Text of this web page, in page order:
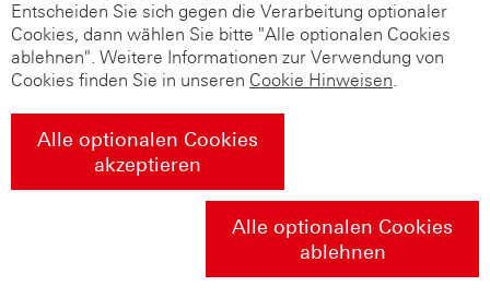
Entscheiden Sie sich gegen die Verarbeitung optionaler
Cookies, dann wählen Sie bitte "Alle optionalen Cookies
ablehnen". Weitere Informationen zur Verwendung von
Cookies finden Sie in unseren Cookie Hinweisen.
Alle optionalen Cookies
akzeptieren
Alle optionalen Cookies
ablehnen